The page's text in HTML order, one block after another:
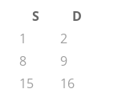
S
D
1
2
8
9
15
16